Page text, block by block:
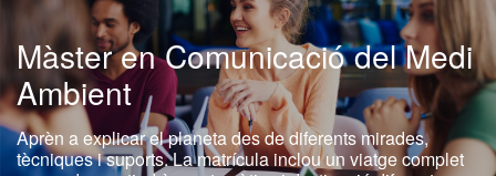
Màster en Comunicació del Medi
Ambient
Aprèn a explicar el planeta des de diferents mirades,
tècniques i suports. La matrícula inclou un viatge complet